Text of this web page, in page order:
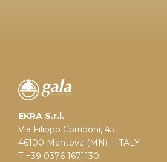
EKRA S.r.l.
Via Filippo Corridoni, 45
46100 Mantova (MN) - ITALY
T +39 0376 1671130